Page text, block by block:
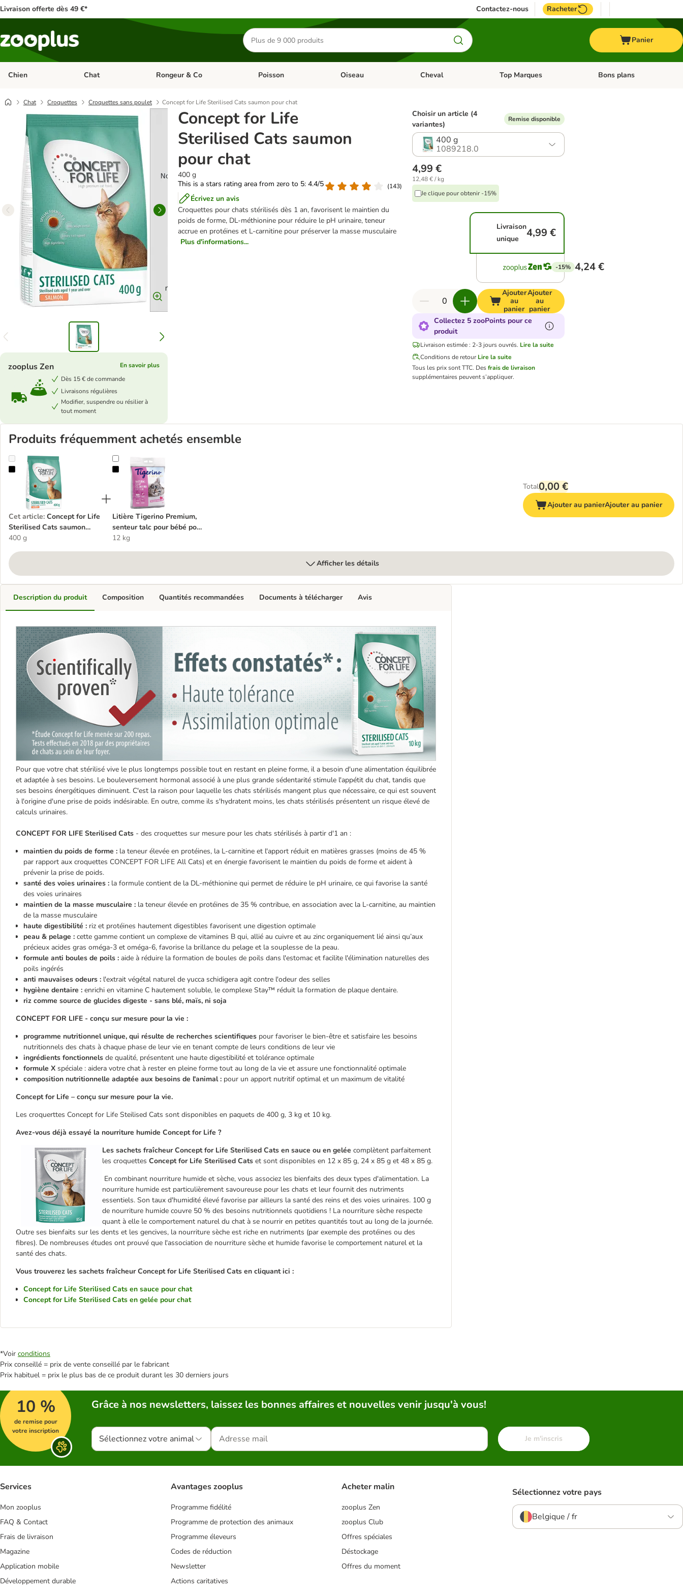
Livraison offerte dès 49 €* Contactez-nous Racheter
Rechercher
des
produits
Panier
Chien Dérouler les catégories: Chien
Chat Dérouler les catégories: Chat
Rongeur & Co Dérouler les catégories: Rongeur & Co
Poisson Dérouler les catégories: Poisson
Oiseau Dérouler les catégories: Oiseau
Cheval Dérouler les catégories: Cheval
Top Marques Dérouler les catégories: Top
Bons plans
Chat Croquettes Croquettes sans poulet Concept for Life Sterilised Cats saumon pour chat
Concept for Life
Sterilised Cats saumon
pour chat
400 g
This is a stars rating area from zero to 5: 4.4/5
(143)
Écrivez un avis
Croquettes pour chats stérilisés dès 1 an, favorisent le maintien du
poids de forme, DL-méthionine pour réduire le pH urinaire, teneur
accrue en protéines et L-carnitine pour préserver la masse musculaire
Plus d'informations...
zooplus Zen
En savoir plus
Dès 15 € de commande
Livraisons régulières
Modifier, suspendre ou résilier à
tout moment
Choisir un article (4
variantes)
Remise disponible
400 g
1089218.0
4,99 €
12,48 € / kg
Je clique pour obtenir -15%
Livraison
unique
4,99 €
-15% 4,24 €
Ajouter
au
panier
Ajouter
au
panier
Collectez 5 zooPoints pour ce
produit
Livraison estimée : 2-3 jours ouvrés. Lire la suite
Conditions de retour Lire la suite
Tous les prix sont TTC. Desfrais de livraison
supplémentaires peuvent s’appliquer.
Produits fréquemment achetés ensemble
Concept for Life Sterilised Cats saumon pour chat
Cet article: Concept for Life
Sterilised Cats saumon
pour chat
400 g
Litière Tigerino Premium, senteur talc pour bébé pour chat
Litière Tigerino Premium,
senteur talc pour bébé pour
chat
12 kg
Total0,00 €
Ajouter au panierAjouter au panier
Afficher les détails
Description du produit
Pour que votre chat stérilisé vive le plus longtemps possible tout en restant en pleine forme, il a besoin d'une alimentation équilibrée
et adaptée à ses besoins. Le bouleversement hormonal associé à une plus grande sédentarité stimule l'appétit du chat, tandis que
ses besoins énergétiques diminuent. C'est la raison pour laquelle les chats stérilisés mangent plus que nécessaire, ce qui est souvent
à l'origine d'une prise de poids indésirable. En outre, comme ils s'hydratent moins, les chats stérilisés présentent un risque élevé de
calculs urinaires.
CONCEPT FOR LIFE Sterilised Cats - des croquettes sur mesure pour les chats stérilisés à partir d'1 an :
maintien du poids de forme : la teneur élevée en protéines, la L-carnitine et l'apport réduit en matières grasses (moins de 45 %
par rapport aux croquettes CONCEPT FOR LIFE All Cats) et en énergie favorisent le maintien du poids de forme et aident à
prévenir la prise de poids.
santé des voies urinaires : la formule contient de la DL-méthionine qui permet de réduire le pH urinaire, ce qui favorise la santé
des voies urinaires
maintien de la masse musculaire : la teneur élevée en protéines de 35 % contribue, en association avec la L-carnitine, au maintien
de la masse musculaire
haute digestibilité : riz et protéines hautement digestibles favorisent une digestion optimale
peau & pelage : cette gamme contient un complexe de vitamines B qui, allié au cuivre et au zinc organiquement lié ainsi qu’aux
précieux acides gras oméga-3 et oméga-6, favorise la brillance du pelage et la souplesse de la peau.
formule anti boules de poils : aide à réduire la formation de boules de poils dans l'estomac et facilite l'élimination naturelles des
poils ingérés
anti mauvaises odeurs : l'extrait végétal naturel de yucca schidigera agit contre l'odeur des selles
hygiène dentaire : enrichi en vitamine C hautement soluble, le complexe Stay™ réduit la formation de plaque dentaire.
riz comme source de glucides digeste - sans blé, maïs, ni soja
CONCEPT FOR LIFE - conçu sur mesure pour la vie :
programme nutritionnel unique, qui résulte de recherches scientifiques pour favoriser le bien-être et satisfaire les besoins
nutritionnels des chats à chaque phase de leur vie en tenant compte de leurs conditions de leur vie
ingrédients fonctionnels de qualité, présentent une haute digestibilité et tolérance optimale
formule X spéciale : aidera votre chat à rester en pleine forme tout au long de la vie et assure une fonctionnalité optimale
composition nutritionnelle adaptée aux besoins de l'animal : pour un apport nutritif optimal et un maximum de vitalité
Concept for Life – conçu sur mesure pour la vie.
Les croquerttes Concept for Life Steilised Cats sont disponibles en paquets de 400 g, 3 kg et 10 kg.
Avez-vous déjà essayé la nourriture humide Concept for Life ?
Les sachets fraîcheur Concept for Life Sterilised Cats en sauce ou en gelée complètent parfaitement
les croquettes Concept for Life Sterilised Cats et sont disponibles en 12 x 85 g, 24 x 85 g et 48 x 85 g.
En combinant nourriture humide et sèche, vous associez les bienfaits des deux types d'alimentation. La
nourriture humide est particulièrement savoureuse pour les chats et leur fournit des nutriments
essentiels. Son taux d'humidité élevé favorise par ailleurs la santé des reins et des voies urinaires. 100 g
de nourriture humide couvre 50 % des besoins nutritionnels quotidiens ! La nourriture sèche respecte
quant à elle le comportement naturel du chat à se nourrir en petites quantités tout au long de la journée.
Outre ses bienfaits sur les dents et les gencives, la nourriture sèche est riche en nutriments (par exemple des protéines ou des
fibres). De nombreuses études ont prouvé que l'association de nourriture sèche et humide favorise le comportement naturel et la
santé des chats.
Vous trouverez les sachets fraîcheur Concept for Life Sterilised Cats en cliquant ici :
Concept for Life Sterilised Cats en sauce pour chat
Concept for Life Sterilised Cats en gelée pour chat
Composition Quantités recommandées Documents à télécharger Avis
*Voir conditions
Prix conseillé = prix de vente conseillé par le fabricant
Prix habituel = prix le plus bas de ce produit durant les 30 derniers jours
10 %
de remise pour
votre inscription
Grâce à nos newsletters, laissez les bonnes affaires et nouvelles venir jusqu'à vous!
Sélectionnez votre animal Je m'inscris
Services
Mon zooplus
FAQ & Contact
Frais de livraison
Magazine
Application mobile
Développement durable
Avantages zooplus
Programme fidélité
Programme de protection des animaux
Programme éleveurs
Codes de réduction
Newsletter
Actions caritatives
Acheter malin
zooplus Zen
zooplus Club
Offres spéciales
Déstockage
Offres du moment
Sélectionnez votre pays
Belgique / fr